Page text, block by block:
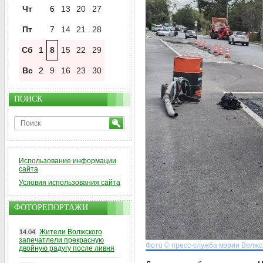
Фото © пресс-служба мэрии
Чт 6 13 20 27
Пт 7 14 21 28
Сб 1 8 15 22 29
Вс 2 9 16 23 30
ПОИСК
Использование информации
сайта
Условия использования сайта
ФОТОРЕПОРТАЖИ
14.04 Жители Волжского
запечатлели прекрасную
двойную радугу после ливня